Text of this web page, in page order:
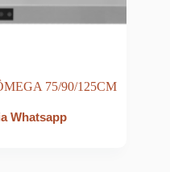
75/90/125CM
Whatsapp